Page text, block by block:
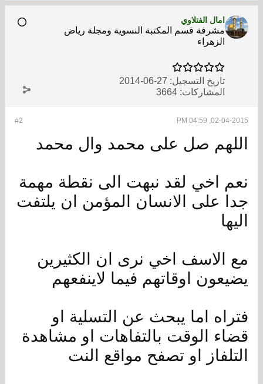
امال الفتلاوي
مشرفة قسم المكتبة النسوية ومجلة رياض
الزهراء
تاريخ التسجيل: 27-06-2014
المشاركات: 3664
#2 02-04-2015, 04:59 PM
اللهم صل على محمد وال محمد
نعم اخي لقد نبهت الى نقطة مهمة
جدا على الانسان المؤمن ان يلتفت
اليها
مع الاسف اخي نرى ان الكثيرين
يضيعون اوقاتهم فيما لاينفعهم
فتراه اما يبحث عن التسلية او
قضاء الوقت بالتفاهات او مشاهدة
التلفاز او تصفح مواقع النت